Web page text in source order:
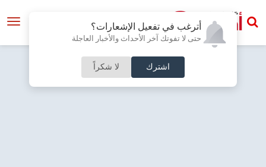
أترغب في تفعيل الإشعارات؟
حتى لا تفوتك آخر الأحداث والأخبار العاجلة
اشترك لا شكراً